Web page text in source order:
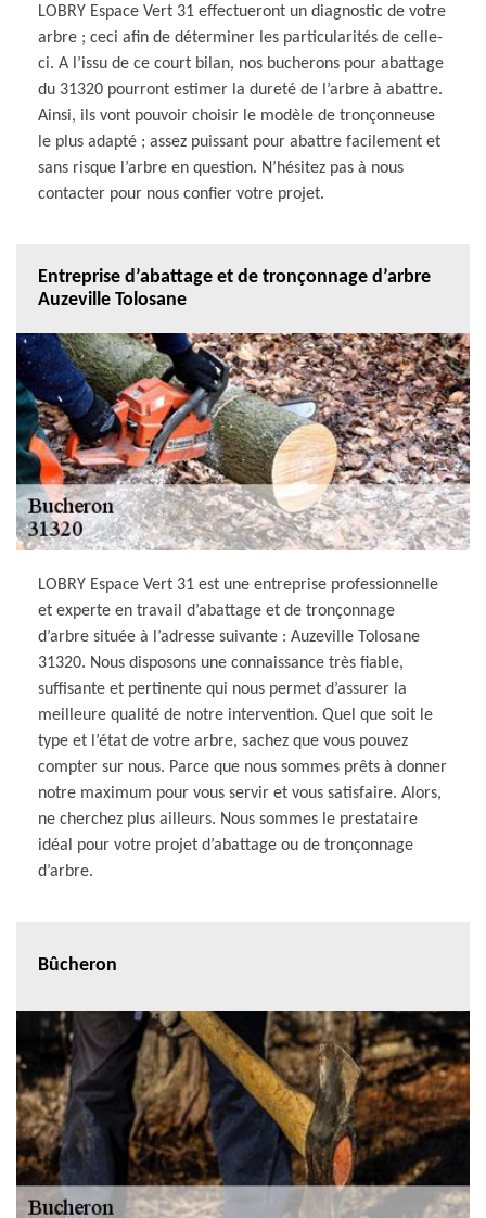
LOBRY Espace Vert 31 effectueront un diagnostic de votre
arbre ; ceci afin de déterminer les particularités de celle-
ci. A l’issu de ce court bilan, nos bucherons pour abattage
du 31320 pourront estimer la dureté de l’arbre à abattre.
Ainsi, ils vont pouvoir choisir le modèle de tronçonneuse
le plus adapté ; assez puissant pour abattre facilement et
sans risque l’arbre en question. N’hésitez pas à nous
contacter pour nous confier votre projet.
Entreprise d’abattage et de tronçonnage d’arbre
Auzeville Tolosane
LOBRY Espace Vert 31 est une entreprise professionnelle
et experte en travail d’abattage et de tronçonnage
d’arbre située à l’adresse suivante : Auzeville Tolosane
31320. Nous disposons une connaissance très fiable,
suffisante et pertinente qui nous permet d’assurer la
meilleure qualité de notre intervention. Quel que soit le
type et l’état de votre arbre, sachez que vous pouvez
compter sur nous. Parce que nous sommes prêts à donner
notre maximum pour vous servir et vous satisfaire. Alors,
ne cherchez plus ailleurs. Nous sommes le prestataire
idéal pour votre projet d’abattage ou de tronçonnage
d’arbre.
Bûcheron